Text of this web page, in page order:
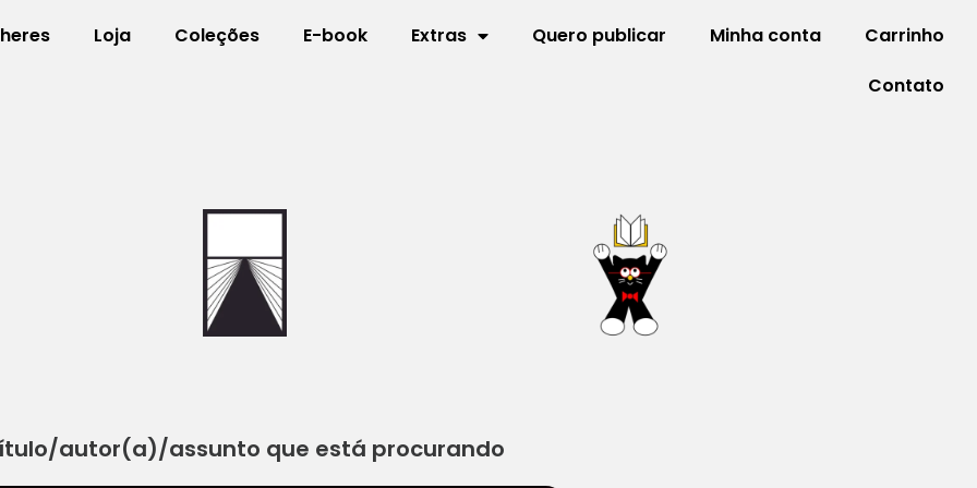
Loja Coleções E-book Extras Quero publicar Minha conta
Carrinho
Contato
autor(a)/assunto que está procurando